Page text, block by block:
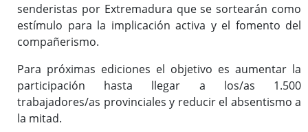
senderistas por Extremadura que se sortearán como
estímulo para la implicación activa y el fomento del
compañerismo.
Para próximas ediciones el objetivo es aumentar la
participación hasta llegar a los/as 1.500
trabajadores/as provinciales y reducir el absentismo a
la mitad.